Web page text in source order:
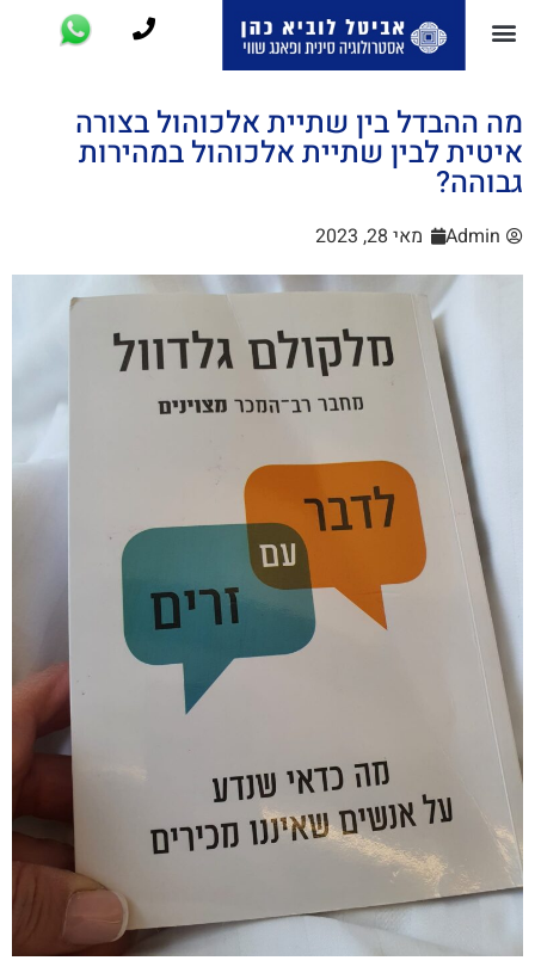
מה ההבדל בין שתיית אלכוהול בצורה
איטית לבין שתיית אלכוהול במהירות
גבוהה?
Admin מאי 28, 2023